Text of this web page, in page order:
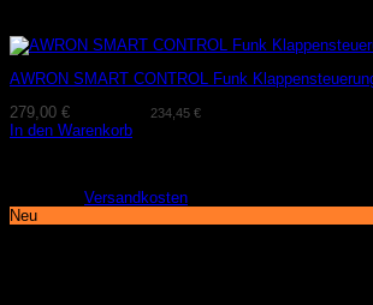
AWRON SMART CONTROL Funk
279,00 € 234,45 €
In den Warenkorb
Versandkosten
Neu